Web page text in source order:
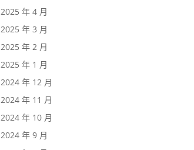
2025 年 4 月
2025 年 3 月
2025 年 2 月
2025 年 1 月
2024 年 12 月
2024 年 11 月
2024 年 10 月
2024 年 9 月